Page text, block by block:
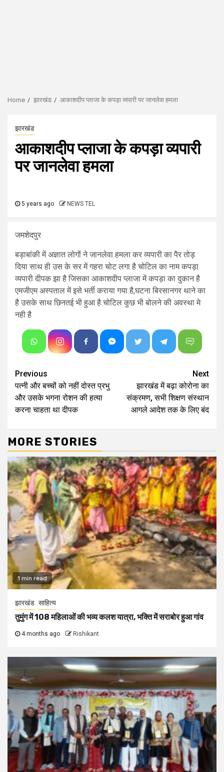
Home झारखंड आकाशदीप प्लाजा के कपड़ा व्यपारी पर जानलेवा हमला
झारखंड
आकाशदीप प्लाजा के कपड़ा व्यपारी
पर जानलेवा हमला
5 years ago NEWS TEL
जमशेदपुर
बड़ाबांकी में अज्ञात लोगों ने जानलेवा हमला कर व्यपारी का पैर तोड़
दिया साथ ही उस के सर में गहरा चोट लगा है चोटिल का नाम कपड़ा
व्यपारी दीपक झा है जिसका आकाशदीप प्लाजा में कपड़ा का दुकान है
एमजीएम अस्पताल में इसे भर्ती कराया गया है,घटना बिरसानगर थाने का
है उसके साथ छिनतई भी हुआ है चोटिल कुछ भी बोलने की अवस्था मे
नही है
Continue
Reading
Previous
पत्नी और बच्चों को नहीं दोस्त प्रभु
और उसके भगना रोशन की हत्या
करना चाहता था दीपक
Next
झारखंड में बढ़ा कोरोना का
संक्रमण, सभी शिक्षण संस्थान
आगले आदेश तक के लिए बंद
MORE STORIES
1 min read
झारखंड साहित्य
तुमुंग में 108 महिलाओं की भव्य कलश यात्रा, भक्ति में सराबोर हुआ गांव
4 months ago Rishikant